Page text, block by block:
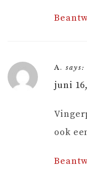
A. says:
juni
ook